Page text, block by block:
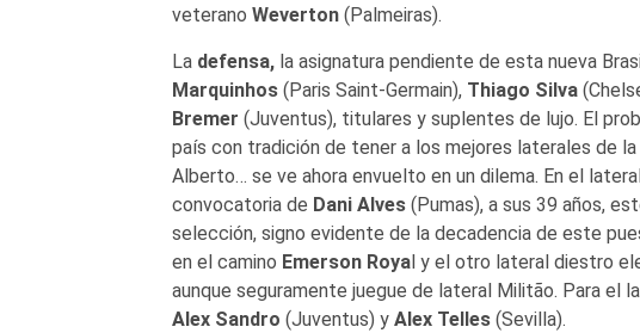
veterano Weverton(Palmeiras).
Ladefensa, la asignatura pendiente de esta nueva
Marquinhos (Paris Saint-Germain), Thiago Silva
Bremer (Juventus), titulares y suplentes de lujo. El
país con tradición de tener a los mejores laterales de
Alberto… se ve ahora envuelto en un dilema. En el
convocatoria de Dani Alves(Pumas), a sus 39 años,
selección, signo evidente de la decadencia de este
en el camino Emerson Royal y el otro lateral diestro
aunque seguramente juegue de lateral Militão. Para el
Alex Sandro (Juventus) y Alex Telles(Sevilla).